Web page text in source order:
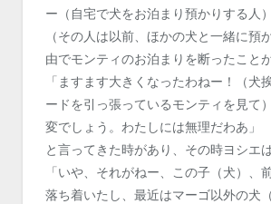
ー（自宅で犬をお泊まり預かりする人
（その人は以前、ほかの犬と一緒に預
由でモンティのお泊まりを断ったこと
「ますます大きくなったわねー！（犬
ードを引っ張っているモンティを見て
変でしょう。わたしには無理だわあ」
と言ってきた時があり、その時ヨシエ
「いや、それがねー、この子（犬）、
落ち着いたし、最近はマーゴ以外の犬